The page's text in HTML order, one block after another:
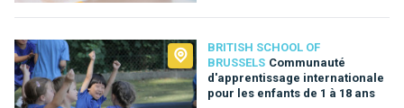
BRITISH SCHOOL OF
BRUSSELS Communauté
d'apprentissage internationale
pour les enfants de 1 à 18 ans